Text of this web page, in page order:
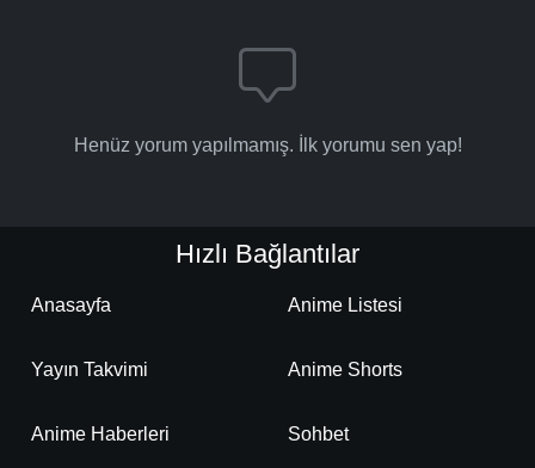
Henüz yorum yapılmamış. İlk yorumu sen yap!
Hızlı Bağlantılar
Anasayfa Anime Listesi
Yayın Takvimi Anime Shorts
Anime Haberleri Sohbet